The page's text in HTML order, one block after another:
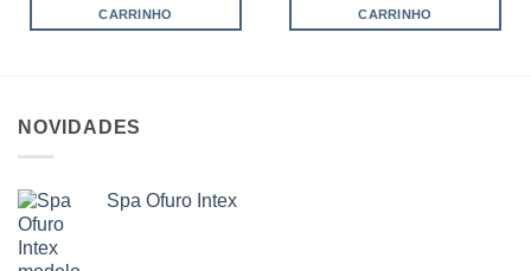
CARRINHO CARRINHO
NOVIDADES
Spa Ofuro Intex